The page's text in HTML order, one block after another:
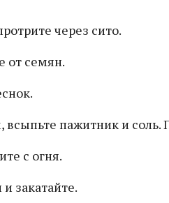
через сито.
от семян.
пажитник и
с огня.
закатайте.